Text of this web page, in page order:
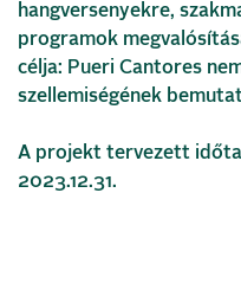
hangversenyekre,
programok
célja: Pueri Cantores
szellemiségének
A projekt tervezett
2023.12.31.